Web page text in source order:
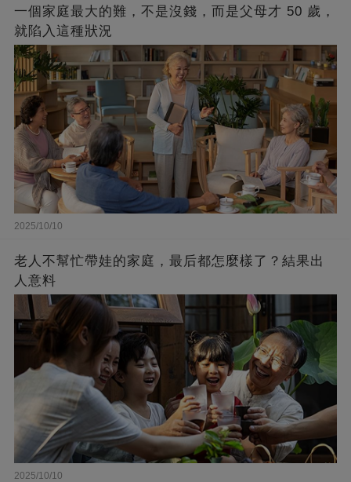
一個家庭最大的難，不是沒錢，而是父母才 50 歲，
就陷入這種狀況
2025/10/10
老人不幫忙帶娃的家庭，最后都怎麼樣了？結果出
人意料
2025/10/10